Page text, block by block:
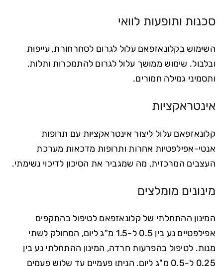
סכנות ותופעות לוואי
השימוש בקלונאזפאם עלול לגרום לסחרחורת, עייפות
ובלבול. שימוש ממושך עלול לגרום להתמכרות ותלות,
ותסמיני גמילה חמורים.
אינטראקציות
קלונאזפאם עלול ליצור אינטראקציות עם תרופות
אנטי-אפילפטיות אחרות ותרופות מדכאות מערכת
העצבים המרכזית, מה שמגביר את הסיכון לדיכוי נשימתי.
מינונים מומלצים
המינון ההתחלתי של קלונאזפאם לטיפול בהתקפים
אפילפטיים נע בין 0.5 ל-1.5 מ"ג ליום, המחולק לשתי
מנות. לטיפול בהפרעות חרדה, המינון ההתחלתי נע בין
0.25 ל-0.5 מ"ג ליום, הניתן פעמיים עד שלוש פעמים